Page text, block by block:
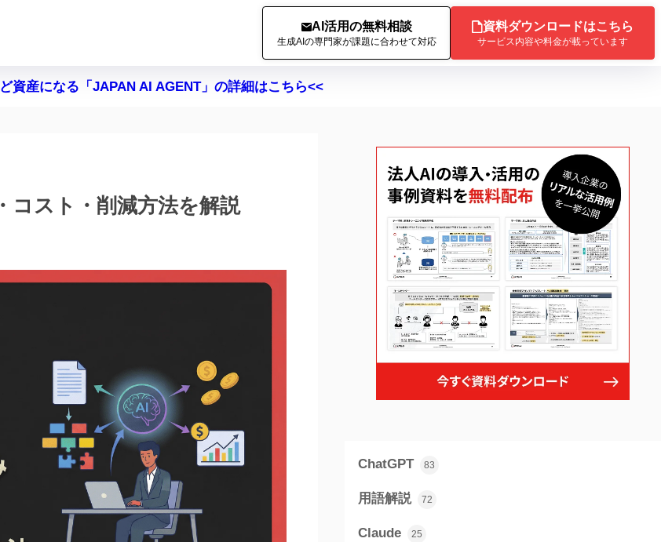
AI活用の無料相談
生成AIの専門家が課題に合わせて対応
資料ダウンロードはこちら
サービス内容や料金が載っています
資産になる「JAPAN AI AGENT」の詳細はこちら<<
コスト・削減方法を解説
ChatGPT 83
用語解説 72
Claude 25